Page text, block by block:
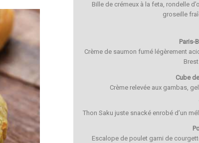
Bille de crémeux à la feta, rondelle
groseille
Paris-
Crème de saumon fumé légèrement
Cube
Crème relevée aux gambas,
Thon Saku juste snacké enrobé d’un
Escalope de poulet garni de